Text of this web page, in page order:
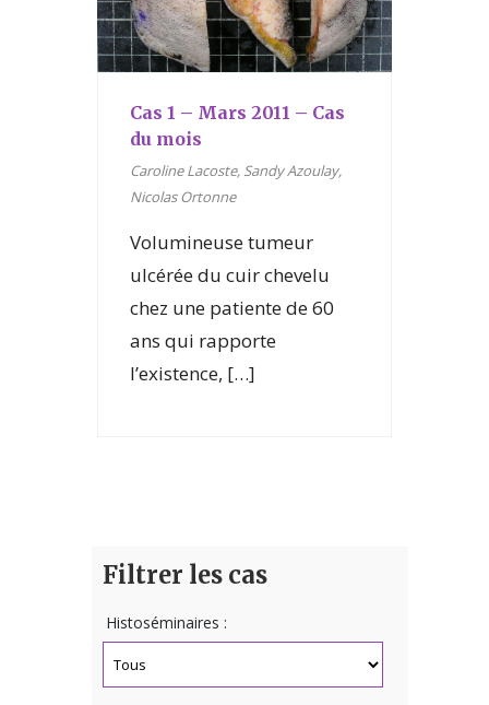
Cas 1 – Mars 2011 – Cas
du mois
Caroline Lacoste, Sandy Azoulay,
Nicolas Ortonne
Volumineuse tumeur
ulcérée du cuir chevelu
chez une patiente de 60
ans qui rapporte
l’existence, […]
Filtrer les cas
Histoséminaires :